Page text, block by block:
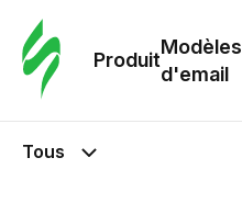
Produit
Modèles
d'email
Tous